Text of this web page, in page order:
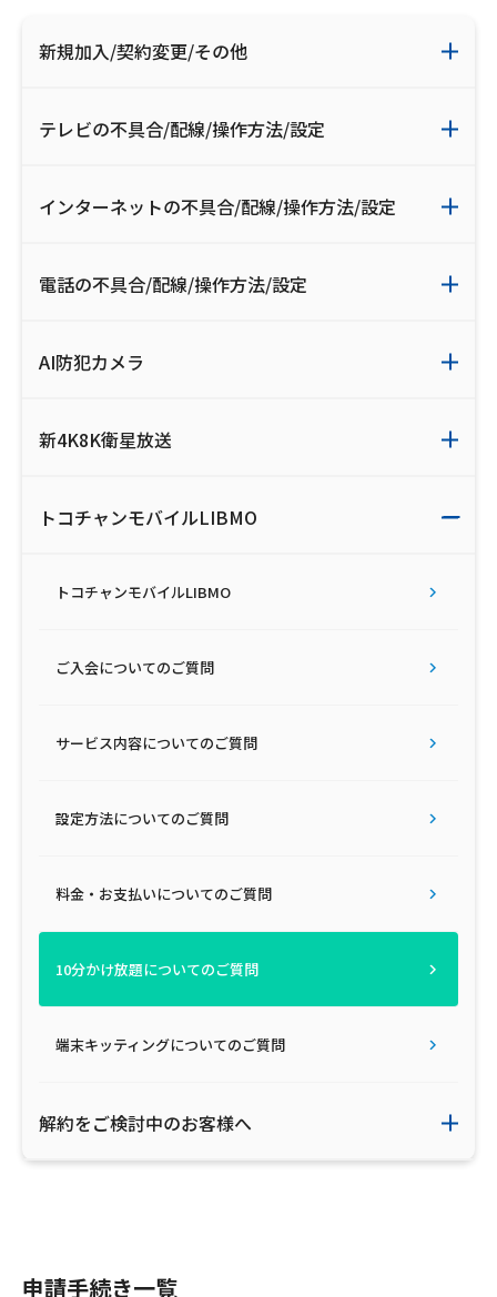
おトクなプラン
パンフレット・チラシ
ウェブサイトのご利用について
安全・安心ガイド
ご利用約款・重要事項説明書
広告掲載のご案内
新規加入/契約変更/その他
テレビの不具合/配線/操作方法/設定
インターネットの不具合/配線/操作方法/設定
電話の不具合/配線/操作方法/設定
AI防犯カメラ
新4K8K衛星放送
トコチャンモバイルLIBMO
トコチャンモバイルLIBMO
ご入会についてのご質問
サービス内容についてのご質問
設定方法についてのご質問
料金・お支払いについてのご質問
10分かけ放題についてのご質問
端末キッティングについてのご質問
解約をご検討中のお客様へ
申請手続き一覧